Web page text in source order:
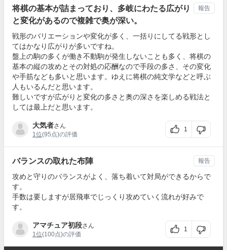
将棋の基本が詰まっており、多岐にわたる広がり
と変化があるので複雑で奥が深い。
戦形のバリエーションや変化が多く、一括りにしてる戦形とし
てはかなり広がりが多いですね。
盤上の駒の多くが働き不動駒が発生しないことも多く、将棋の
基本の縦の攻めとその対処の応酬なので手段の多さ、その変化
や手筋なども多いと思います。ゆえに将棋の純文学などと呼ぶ
人もいるんだと思います。
難しいですが広がりと変化の多さと奥の深さを楽しめる戦法と
しては最上だと思います。
大気者さん
1位(95点)の評価
1
報告
バランスの取れた布陣
攻めと守りのバランスがよく、落ち着いて対局ができるからで
す。
手数は要しますが居飛車でじっくり攻めていく流れが好みで
す。
アマチュア初段さん
1位(100点)の評価
1
報告